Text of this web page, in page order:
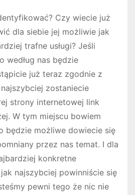
Czy wiecie już
dla siebie jej możliwie jak
trafne usługi? Jeśli
według nas będzie
już teraz zgodnie z
zostaniecie
strony internetowej link
W tym miejscu bowiem
będzie możliwe dowiecie się
przez nas temat. I dla
konkretne
najszybciej powinniście się
pewni tego że nic nie